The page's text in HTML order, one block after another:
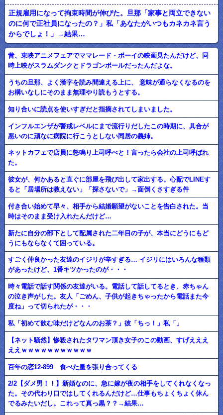
正規雇用になって拘束時間が伸びた。旦那「家事と両立できない
のに何で正社員になったの？」私「あなたがいつもカネカネ言う
からでしょ！」→結果…
昔、東映アニメフェアでママレード・ボーイの映画見たんだけど、同
時上映がスラムダンクとドラゴンボールだったんだよな。
うちの旦那、よく漢字を読み間違える上に、 意味が通らなくなるのを
お構いなしにそのまま無理やり読もうとする。
知り合いに読点を使いすぎだと指摘されてしまいました。
インフルエンザが警戒レベルにまで流行りだしたこの時期に、具合が
悪いのに頑なに病院に行こうとしない同居の義姉。
ネットカフェで店員に怒鳴り上司呼べと！言ったら会社の上司呼ばれ
た。
彼女が、何かあると直ぐに部屋を飛び出して家出する。心配でLINEす
ると「居場所は教えない」「探さないで」→面倒くさすぎる件
付き合い始めて早々、相手から結婚願望がないことを告白された。当
時はそのまま受け入れたんだけど…
新たに自分の部下として配属された二年目の子が、本当にどうにもど
うにもならなくて困っている。
すごく仲良かった友達のイジリが辛すぎる… イジリにはいろんな種類
があったけど、1番キツかったのが・・・
時々電話で話す関係の友達がいる。電話して話してるとき、赤ちゃん
の泣き声がした。友人「ごめん、子供が起きちゃったから電話また今
度ね」って切られたが・・・
私「初めて飲む味だけどなんのお茶？」彼「ちっ！」私「」
【ネット騒然】惨殺されたタワマン頂き女子のこの動画、すげえええ
ええｗｗｗｗｗｗｗｗｗｗｗ
百年の恋12-899 食べた量を張り合ってくる
2/2【ダメ男！！】新婚なのに、急に嫁が夜の相手をしてくれなくなっ
た。その代わり口ではしてくれるんだけど…仕事もちょくちょく休ん
でるみたいだし。これって真っ黒？？→結果…